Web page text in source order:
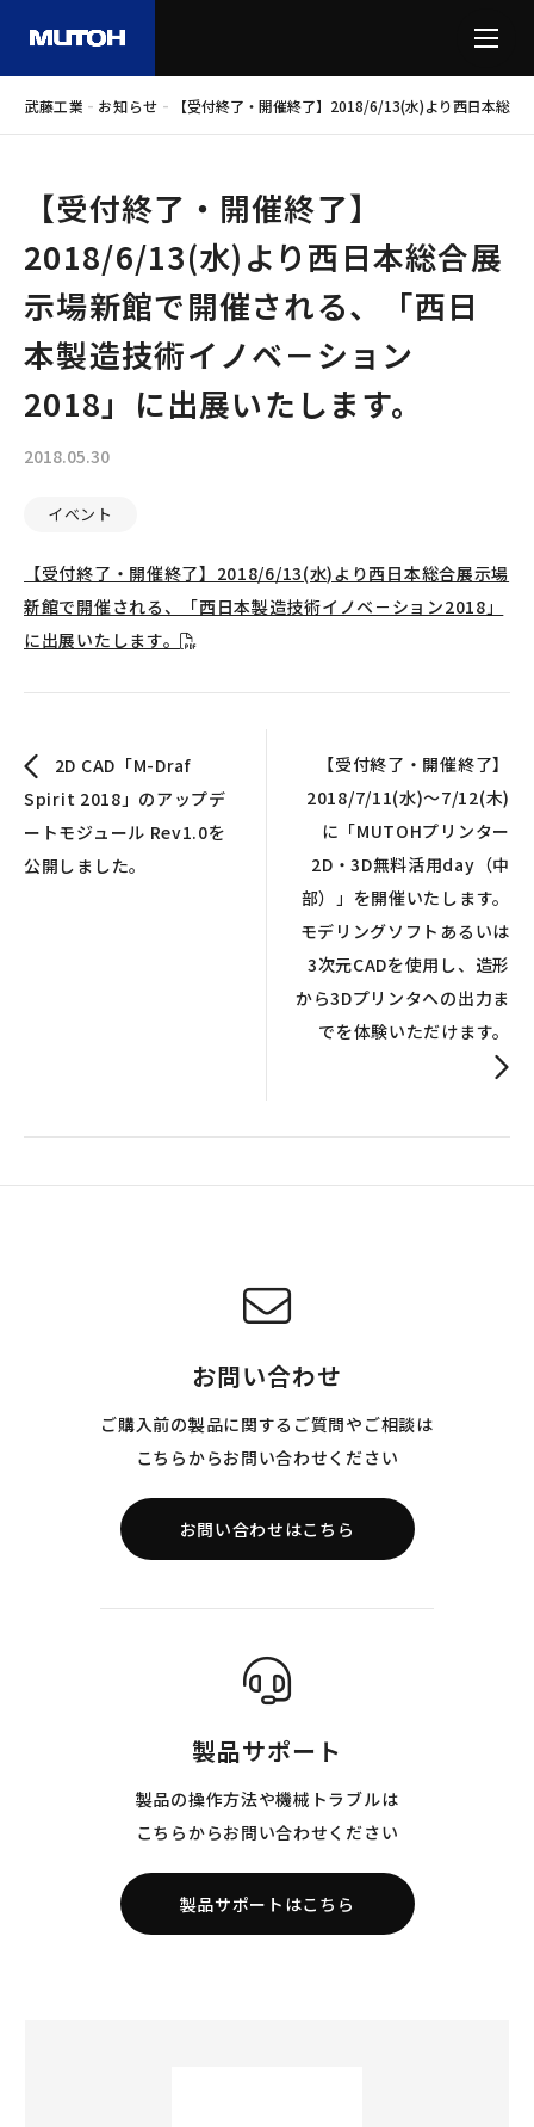
武藤工業 - お知らせ - 【受付終了・開催終了】2018/6/13(水)より西日本総
【受付終了・開催終了】
2018/6/13(水)より西日本総合展
示場新館で開催される、「西日
本製造技術イノベ－ション
2018」に出展いたします。
2018.05.30
イベント
【受付終了・開催終了】2018/6/13(水)より西日本総合展示場
新館で開催される、「西日本製造技術イノベ－ション2018」
に出展いたします。
2D CAD「M-Draf
Spirit 2018」のアップデ
ートモジュール Rev1.0を
公開しました。
【受付終了・開催終了】
2018/7/11(水)〜7/12(木)
に「MUTOHプリンター
2D・3D無料活用day（中
部）」を開催いたします。
モデリングソフトあるいは
3次元CADを使用し、造形
から3Dプリンタへの出力ま
でを体験いただけます。
お問い合わせ
ご購入前の製品に関するご質問やご相談は
こちらからお問い合わせください
お問い合わせはこちら
製品サポート
製品の操作方法や機械トラブルは
こちらからお問い合わせください
製品サポートはこちら